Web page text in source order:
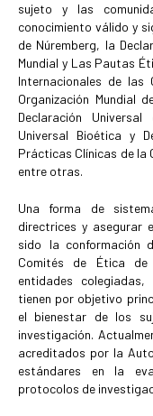
sujeto y las
conocimiento válido y
de Núremberg, la
Mundial y Las Pautas
Internacionales de las
Organización Mundial
Declaración
Universal Bioética y
Prácticas Clínicas de la
entre otras.
Una forma de
directrices y asegurar
sido la conformación
Comités de Ética de
entidades colegiadas,
tienen por objetivo
el bienestar de los
investigación.
acreditados por la
estándares en la
protocolos de